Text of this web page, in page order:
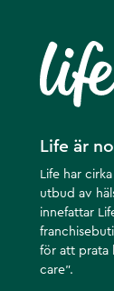
Life är
Life har
utbud av
innefattar
för att prata
care”.